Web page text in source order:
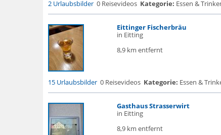
2 Urlaubsbilder 0 Reisevideos Kategorie: Essen &
Eittinger Fischerbräu
in Eitting
8,9 km entfernt
15 Urlaubsbilder 0 Reisevideos Kategorie: Essen &
Gasthaus Strasserwirt
in Eitting
8,9 km entfernt